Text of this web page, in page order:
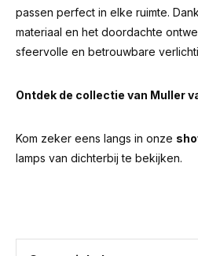
passen perfect in elke ruimte.
materiaal en het doordachte
sfeervolle en betrouwbare
Ontdek de collectie van Muller
Kom zeker eens langs in onze
lamps van dichterbij te bekijken.